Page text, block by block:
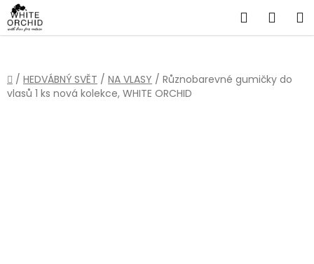
Přejít
na
obsah
Hledat
Domů
/ HEDVÁBNÝ SVĚT / NA VLASY / Různobarevné gumičky do
vlasů 1 ks nová kolekce, WHITE ORCHID